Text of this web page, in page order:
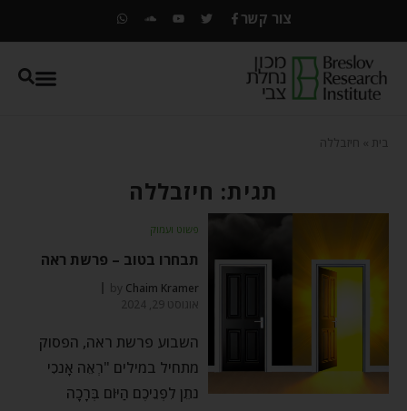
צור קשר
בית חיזבללה
תגית: חיזבללה
פשוט ועמוק
תבחרו בטוב – פרשת ראה
by Chaim Kramer
אוגוסט 29, 2024
השבוע פרשת ראה, הפסוק
מתחיל במילים "רְאֵה אָנֹכִי
נֹתֵן לִפְנֵיכֶם הַיּוֹם בְּרָכָה